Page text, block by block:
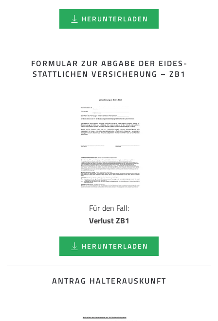
HERUNTERLADEN
FORMULAR ZUR ABGABE DER EIDES­
STATTLICHEN VERSICHERUNG – ZB1
Für den Fall:
Verlust ZB1
HERUNTERLADEN
ANTRAG HALTERAUSKUNFT